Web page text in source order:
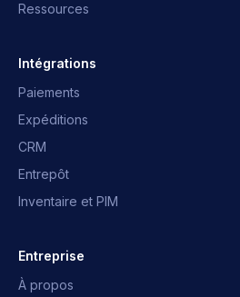
Ressources
Intégrations
Paiements
Expéditions
CRM
Entrepôt
Inventaire et PIM
Entreprise
À propos